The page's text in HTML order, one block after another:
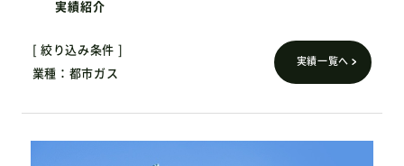
実績紹介
絞り込み条件
業種
都市ガス
実績一覧へ